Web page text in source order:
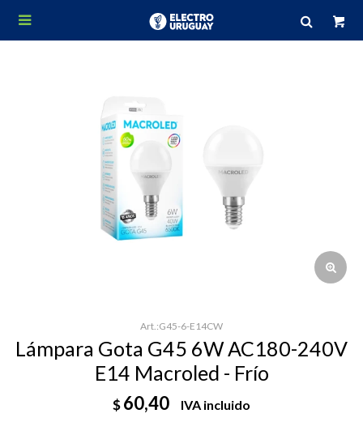

G45-6-E14CW
Lámpara Gota G45 6W AC180-240V
E14 Macroled - Frío
$60,40 IVA incluido